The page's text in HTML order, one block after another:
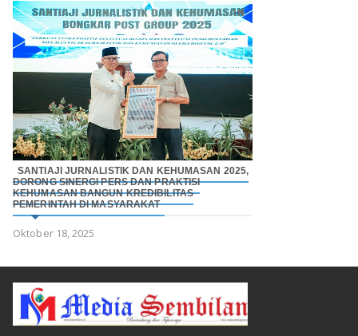
SANTIAJI JURNALISTIK DAN KEHUMASAN 2025,
DORONG SINERGI PERS DAN PRAKTISI
KEHUMASAN BANGUN KREDIBILITAS
PEMERINTAH DI MASYARAKAT
Oktober 18, 2025